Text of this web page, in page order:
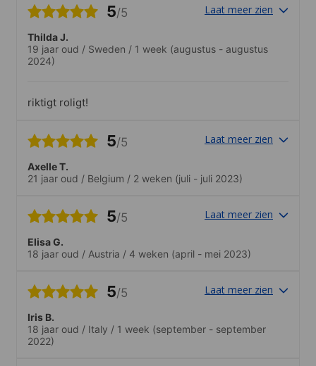
5/5 Laat meer zien
Thilda J.
19 jaar oud / Sweden / 1 week (augustus - augustus
2024)
riktigt roligt!
5/5 Laat meer zien
Axelle T.
21 jaar oud / Belgium / 2 weken (juli - juli 2023)
5/5 Laat meer zien
Elisa G.
18 jaar oud / Austria / 4 weken (april - mei 2023)
5/5 Laat meer zien
Iris B.
18 jaar oud / Italy / 1 week (september - september
2022)